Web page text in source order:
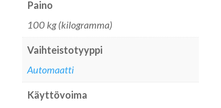
Paino
100 kg (kilogramma)
Vaihteistotyyppi
Automaatti
Käyttövoima